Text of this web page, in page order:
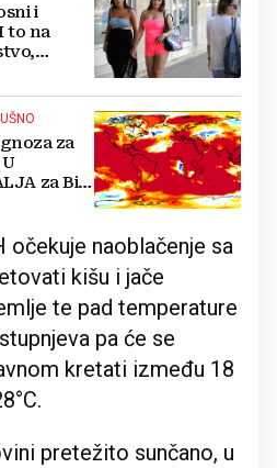
i
to na
za
za BiH
očekuje naoblačenje sa
kišu i jače
te pad temperature
pa će se
kretati između 18
pretežito sunčano, u